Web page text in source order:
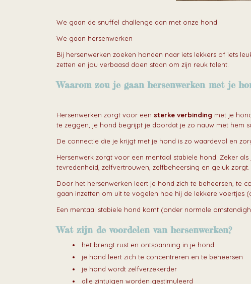
We gaan de snuffel challenge aan met onze hond
We gaan hersenwerken
Bij hersenwerken zoeken honden naar iets lekkers of iets
zetten en jou verbaasd doen staan om zijn reuk talent.
Waarom zou je gaan hersenwerken met je
Hersenwerken zorgt voor een sterke verbinding met je
te zeggen, je hond begrijpt je doordat je zo nauw met hem
De connectie die je krijgt met je hond is zo waardevol en
Hersenwerk zorgt voor een mentaal stabiele hond. Zeker
tevredenheid, zelfvertrouwen, zelfbeheersing en geluk zorgt.
Door het hersenwerken leert je hond zich te beheersen, te
gaan inzetten om uit te vogelen hoe hij de lekkere voertjes
Een mentaal stabiele hond komt (onder normale
Wat zijn de voordelen van hersenwerken?
het brengt rust en ontspanning in je hond
je hond leert zich te concentreren en te beheersen
je hond wordt zelfverzekerder
alle zintuigen worden gestimuleerd